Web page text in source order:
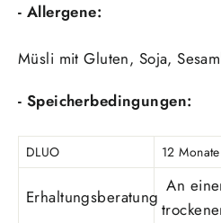
- Allergene:
Müsli mit Gluten, Soja,
- Speicherbedingungen:
DLUO 12 Monate
Erhaltungsberatung
An